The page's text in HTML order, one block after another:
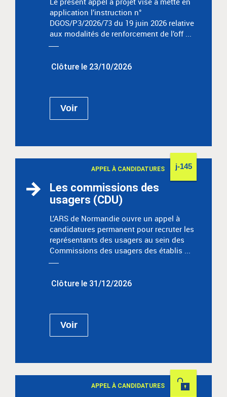
application l’instruction n°
DGOS/P3/2026/73 du 19 juin 2026 relative
aux modalités de renforcement de l’off ...
Clôture le 23/10/2026
Voir
Les commissions des
usagers (CDU)
APPEL À CANDIDATURES j-145
L’ARS de Normandie ouvre un appel à
candidatures permanent pour recruter les
représentants des usagers au sein des
Commissions des usagers des établis ...
Clôture le 31/12/2026
Voir
APPEL À CANDIDATURES Permanent